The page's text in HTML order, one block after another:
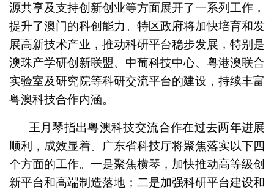
源共享及支持创新创业等方面展开了一系列工作，
提升了澳门的科创能力。特区政府将加快培育和发
展高新技术产业，推动科研平台稳步发展，特别是
澳珠产学研创新联盟、中葡科技中心、粤港澳联合
实验室及研究院等科研交流平台的建设，持续丰富
粤澳科技合作内涵。
王月琴指出粤澳科技交流合作在过去两年进展
顺利，成效显着。广东省科技厅将聚焦落实以下四
个方面的工作。一是聚焦横琴，加快推动高等级创
新平台和高端制造落地；二是加强科研平台建设和